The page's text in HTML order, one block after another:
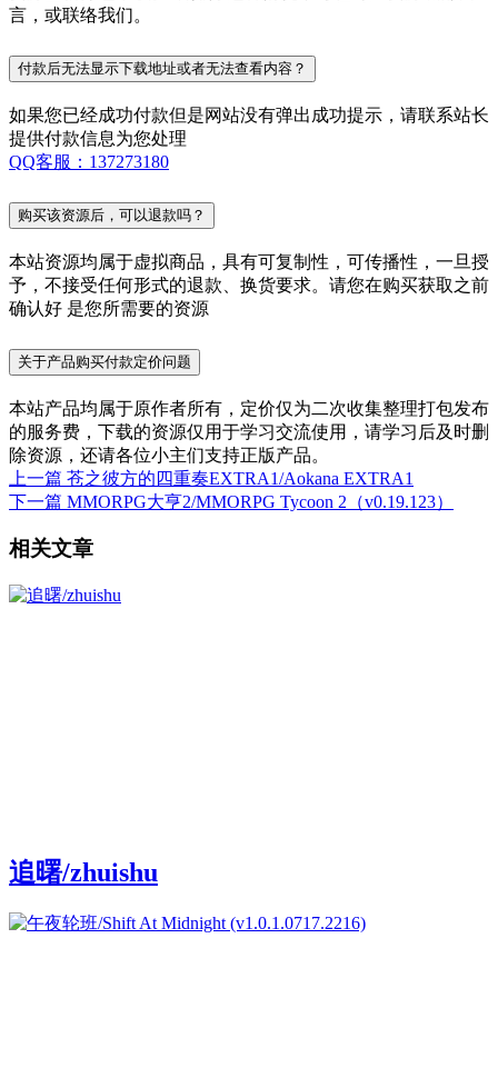
言，或联络我们。
付款后无法显示下载地址或者无法查看内容？
如果您已经成功付款但是网站没有弹出成功提示，请联系站长
提供付款信息为您处理
QQ客服：137273180
购买该资源后，可以退款吗？
本站资源均属于虚拟商品，具有可复制性，可传播性，一旦授
予，不接受任何形式的退款、换货要求。请您在购买获取之前
确认好 是您所需要的资源
关于产品购买付款定价问题
本站产品均属于原作者所有，定价仅为二次收集整理打包发布
的服务费，下载的资源仅用于学习交流使用，请学习后及时删
除资源，还请各位小主们支持正版产品。
上一篇 苍之彼方的四重奏EXTRA1/Aokana EXTRA1
下一篇 MMORPG大亨2/MMORPG Tycoon 2（v0.19.123）
相关文章
追曙/zhuishu